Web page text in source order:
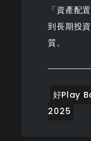
「資產配
到長期投
質。